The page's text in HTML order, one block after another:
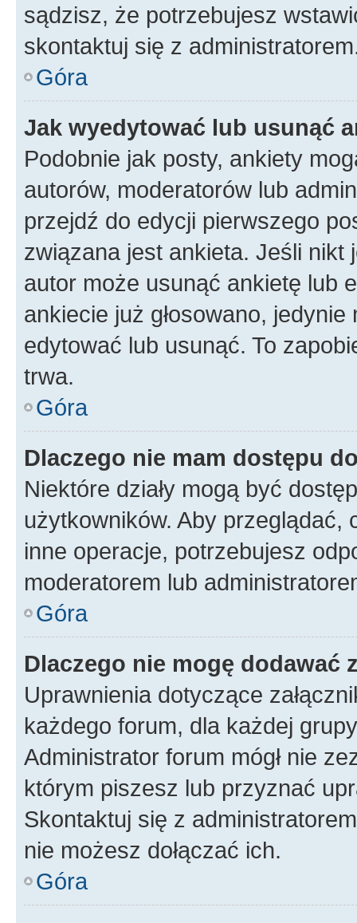
sądzisz, że potrzebujesz
skontaktuj się z
Góra
Jak wyedytować lub usunąć
Podobnie jak posty, ankiety
autorów, moderatorów lub
przejdź do edycji pierwszego
związana jest ankieta. Jeśli nikt
autor może usunąć ankietę lub
ankiecie już głosowano,
edytować lub usunąć. To
trwa.
Góra
Dlaczego nie mam dostępu
Niektóre działy mogą być
użytkowników. Aby
inne operacje, potrzebujesz
moderatorem lub
Góra
Dlaczego nie mogę dodawać
Uprawnienia dotyczące
każdego forum, dla każdej
Administrator forum mógł nie
którym piszesz lub przyznać
Skontaktuj się z
nie możesz dołączać ich.
Góra